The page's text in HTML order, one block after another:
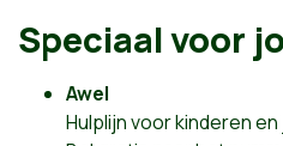
Speciaal voor
Awel
Hulplijn voor kinderen